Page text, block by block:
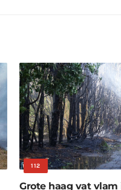
112
Grote haag vat vlam